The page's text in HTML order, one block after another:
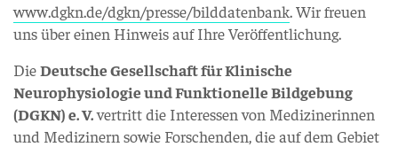
www.dgkn.de/dgkn/presse/bilddatenbank. Wir freuen
uns über einen Hinweis auf Ihre Veröffentlichung.
DieDeutsche Gesellschaft für Klinische
Neurophysiologie und Funktionelle Bildgebung
(DGKN) e. V.vertritt die Interessen von Medizinerinnen
und Medizinern sowie Forschenden, die auf dem Gebiet